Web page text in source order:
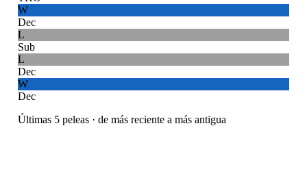
W
Dec
L
Sub
L
Dec
W
Dec
Últimas 5 peleas · de más reciente a más antigua